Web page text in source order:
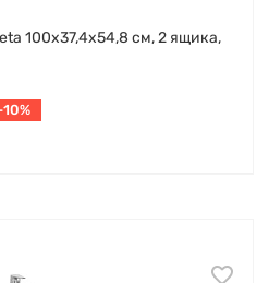
100х37,4х54,8 см, 2 ящика,